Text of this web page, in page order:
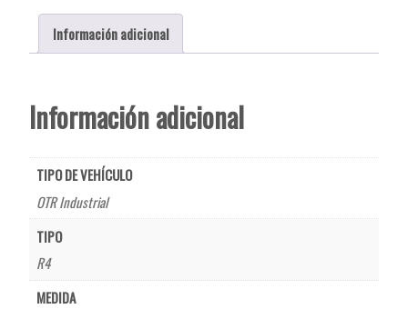
Información adicional
Información adicional
TIPO DE VEHÍCULO
OTR Industrial
TIPO
R4
MEDIDA